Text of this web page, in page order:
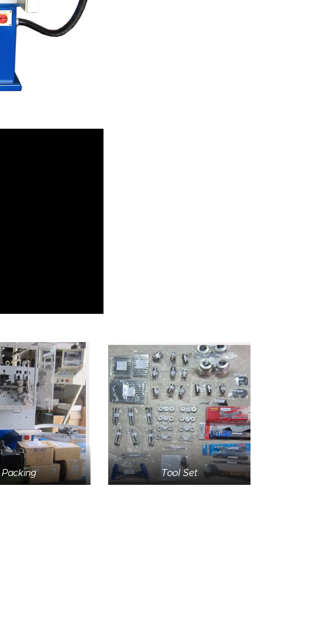
Packing Tool Set